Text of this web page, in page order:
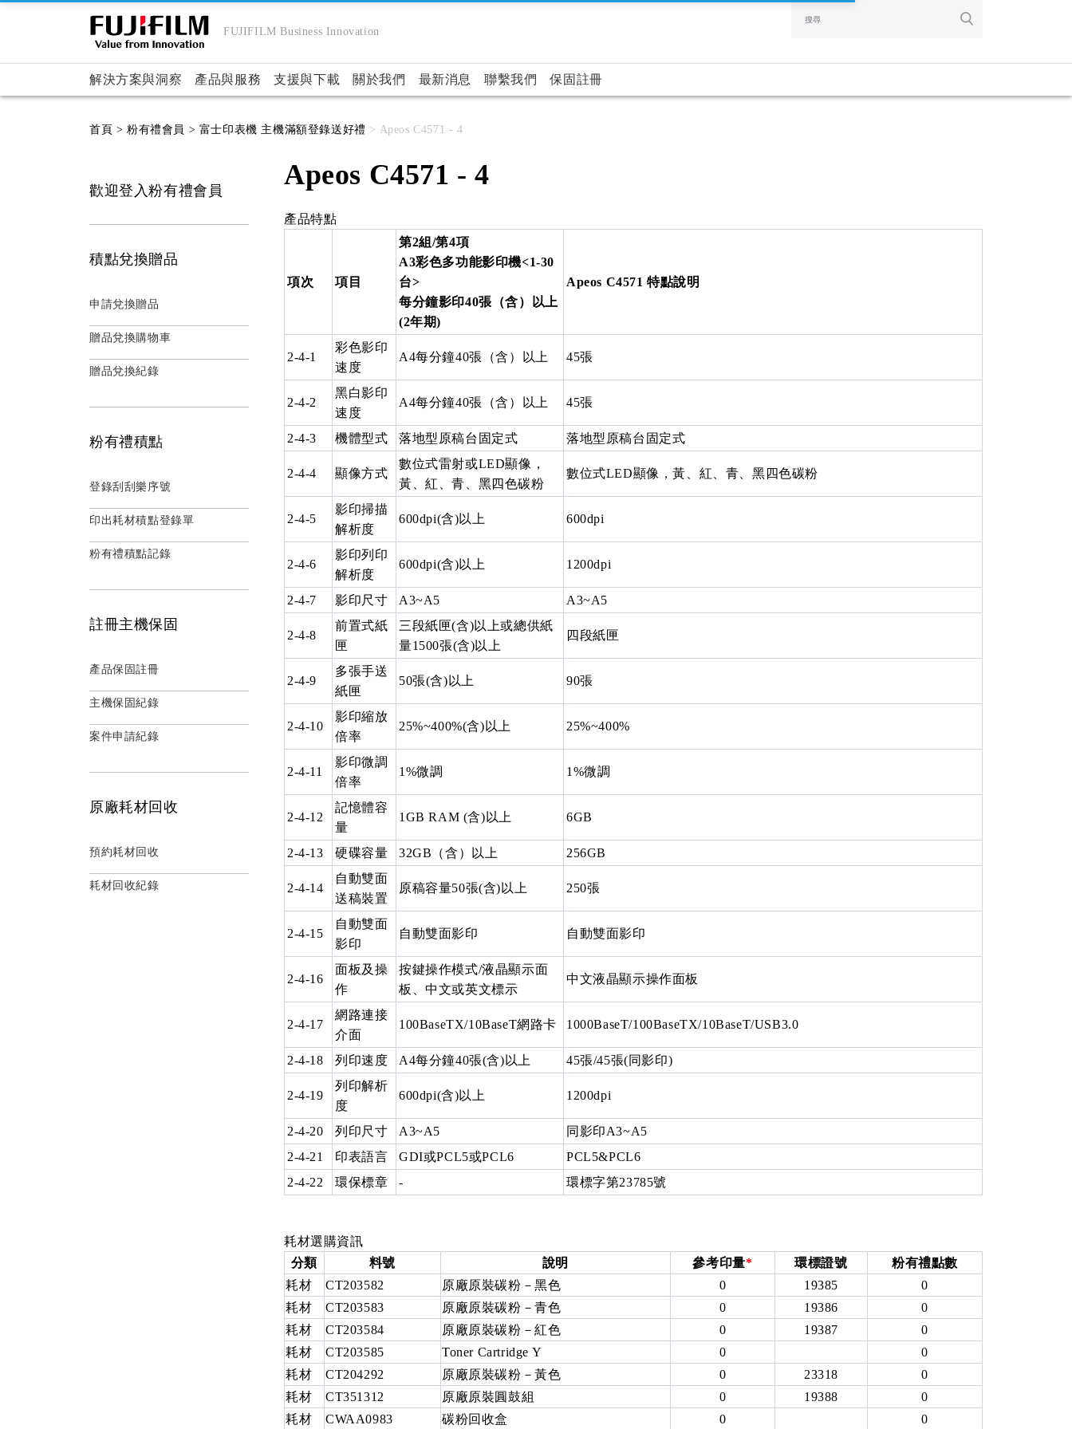
FUJIFILM Business Innovation
解決方案與洞察 產品與服務 支援與下載 關於我們 最新消息 聯繫我們 保固註冊
首頁 > 粉有禮會員 > 富士印表機 主機滿額登錄送好禮 > Apeos C4571 - 4
Apeos C4571 - 4
產品特點
項次 項目
第2組/第4項
A3彩色多功能影印機<1-30
台>
每分鐘影印40張（含）以上
(2年期)
Apeos C4571 特點說明
2-4-1
彩色影印
速度
A4每分鐘40張（含）以上 45張
2-4-2
黑白影印
速度
A4每分鐘40張（含）以上 45張
2-4-3 機體型式 落地型原稿台固定式 落地型原稿台固定式
2-4-4 顯像方式
數位式雷射或LED顯像，
黃、紅、青、黑四色碳粉
數位式LED顯像，黃、紅、青、黑四色碳粉
2-4-5
影印掃描
解析度
600dpi(含)以上 600dpi
2-4-6
影印列印
解析度
600dpi(含)以上 1200dpi
2-4-7 影印尺寸 A3~A5 A3~A5
2-4-8
前置式紙
匣
三段紙匣(含)以上或總供紙
量1500張(含)以上
四段紙匣
2-4-9
多張手送
紙匣
50張(含)以上 90張
2-4-10
影印縮放
倍率
25%~400%(含)以上 25%~400%
2-4-11
影印微調
倍率
1%微調 1%微調
2-4-12
記憶體容
量
1GB RAM (含)以上 6GB
2-4-13 硬碟容量 32GB（含）以上 256GB
2-4-14
自動雙面
送稿裝置
原稿容量50張(含)以上 250張
2-4-15
自動雙面
影印
自動雙面影印 自動雙面影印
2-4-16
面板及操
作
按鍵操作模式/液晶顯示面
板、中文或英文標示
中文液晶顯示操作面板
2-4-17
網路連接
介面
100BaseTX/10BaseT網路卡 1000BaseT/100BaseTX/10BaseT/USB3.0
2-4-18 列印速度 A4每分鐘40張(含)以上 45張/45張(同影印)
2-4-19
列印解析
度
600dpi(含)以上 1200dpi
2-4-20 列印尺寸 A3~A5
同影印A3~A5
2-4-21
印表語言 GDI或PCL5或PCL6
PCL5&PCL6
2-4-22
環保標章 - 環標字第23785號
耗材選購資訊
分類
料號 說明 參考印量* 環標證號
粉有禮點數
耗材
CT203582 原廠原裝碳粉－黑色 0 19385
0
耗材
CT203583 原廠原裝碳粉－青色 0 19386
0
耗材
CT203584 原廠原裝碳粉－紅色 0 19387
0
耗材
CT203585 Toner Cartridge Y 0
0
耗材
CT204292 原廠原裝碳粉－黃色 0 23318
0
耗材
CT351312 原廠原裝圓鼓組 0 19388
0
耗材
CWAA0983 碳粉回收盒 0 0
歡迎登入粉有禮會員
積點兌換贈品
申請兌換贈品
贈品兌換購物車
贈品兌換紀錄
粉有禮積點
登錄刮刮樂序號
印出耗材積點登錄單
粉有禮積點記錄
註冊主機保固
產品保固註冊
主機保固紀錄
案件申請紀錄
原廠耗材回收
預約耗材回收
耗材回收紀錄